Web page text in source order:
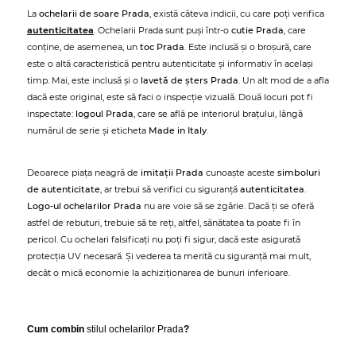
La ochelarii de soare Prada, există câteva indicii, cu care poți verifica
autenticitatea. Ochelarii Prada sunt puși într-o cutie Prada, care
conține, de asemenea, un toc Prada. Este inclusă și o broșură, care
este o altă caracteristică pentru autenticitate și informativ în același
timp. Mai, este inclusă și o lavetă de șters Prada. Un alt mod de a afla
dacă este original, este să faci o inspecție vizuală. Două locuri pot fi
inspectate: logoul Prada, care se află pe interiorul brațului, lângă
numărul de serie și eticheta Made in Italy.
Deoarece piața neagră de imitații Prada cunoaște aceste simboluri
de autenticitate, ar trebui să verifici cu siguranță autenticitatea.
Logo-ul ochelarilor Prada nu are voie să se zgârie. Dacă ți se oferă
astfel de rebuturi, trebuie să te reți, altfel, sănătatea ta poate fi în
pericol. Cu ochelari falsificați nu poți fi sigur, dacă este asigurată
protecția UV necesară. Și vederea ta merită cu siguranță mai mult,
decât o mică economie la achiziționarea de bunuri inferioare.
Cum combin stilul ochelarilor Prada?